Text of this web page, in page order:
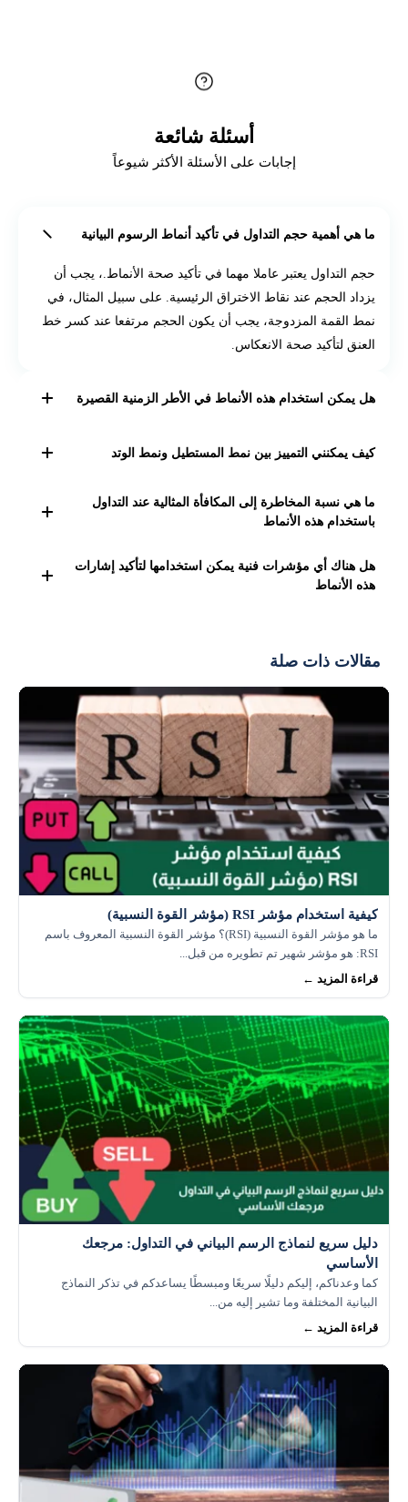
أسئلة شائعة
إجابات على الأسئلة الأكثر شيوعاً
ما هي أهمية حجم التداول في تأكيد أنماط الرسوم البيانية
حجم التداول يعتبر عاملا مهما في تأكيد صحة الأنماط.، يجب أن
يزداد الحجم عند نقاط الاختراق الرئيسية. على سبيل المثال، في
نمط القمة المزدوجة، يجب أن يكون الحجم مرتفعا عند كسر خط
العنق لتأكيد صحة الانعكاس.
هل يمكن استخدام هذه الأنماط في الأطر الزمنية القصيرة
في ذلك الأطر القصيرة. ومع ذلك، قد تكون الإشارات أكثر
في البحث عن هذه الأنماط على الرسوم البيانية الساعية أو 15
كيف يمكنني التمييز بين نمط المستطيل ونمط الوتد
الفرق الرئيسي هو أن خطوط الدعم والمقاومة في المستطيل
تكون متوازية، بينما في الوتد تتقارب الخطوط مع مرور الوقت.
استمرار الاتجاه أو انعكاسه.
ما هي نسبة المخاطرة إلى المكافأة المثالية عند التداول
باستخدام هذه الأنماط
عموماً، يفضل المتداولون نسبة مخاطرة إلى مكافأة لا تقل عن
1:2، أي أن المكافأة المحتملة تكون ضعف المخاطرة على الأقل.
مخاطرة إلى مكافأة جذابة.
هل هناك أي مؤشرات فنية يمكن استخدامها لتأكيد إشارات
هذه الأنماط
المتحركة (MACD) لتأكيد الإشارات. على سبيل المثال، يمكن
استخدام RSI للتحقق من وجود تباين في القمم المزدوجة أو
القيعان المزدوجة.
مقالات ذات صلة
كيفية استخدام مؤشر RSI (مؤشر القوة النسبية)
ما هو مؤشر القوة النسبية (RSI)؟ مؤشر القوة النسبية المعروف باسم
RSI: هو مؤشر شهير تم تطويره من قبل...
قراءة المزيد ←
دليل سريع لنماذج الرسم البياني في التداول: مرجعك
الأساسي
كما وعدناكم، إليكم دليلًا سريعًا ومبسطًا يساعدكم في تذكر النماذج
البيانية المختلفة وما تشير إليه من...
قراءة المزيد ←